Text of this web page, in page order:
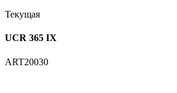
Текущая
UCR 365 IX
ART20030